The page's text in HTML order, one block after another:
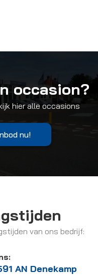
occasion?
hier alle occasions
nu!
van ons bedrijf:
AN Denekamp